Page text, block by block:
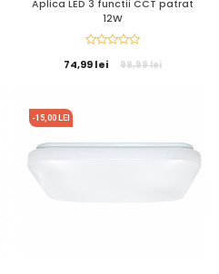
Aplica LED 3 functii CCT patrat
12W
74,99 lei 99,99 lei
-15,00 LEI